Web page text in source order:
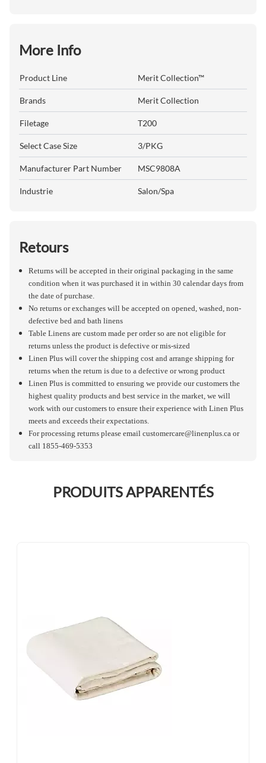
More Info
Product Line Merit Collection™
Brands Merit Collection
Filetage T200
Select Case Size 3/PKG
Manufacturer Part Number MSC9808A
Industrie Salon/Spa
Retours
Returns will be accepted in their original packaging in the same
condition when it was purchased it in within 30 calendar days from
the date of purchase.
No returns or exchanges will be accepted on opened, washed, non-
defective bed and bath linens
Table Linens are custom made per order so are not eligible for
returns unless the product is defective or mis-sized
Linen Plus will cover the shipping cost and arrange shipping for
returns when the return is due to a defective or wrong product
Linen Plus is committed to ensuring we provide our customers the
highest quality products and best service in the market, we will
work with our customers to ensure their experience with Linen Plus
meets and exceeds their expectations.
For processing returns please email customercare@linenplus.ca or
call 1855-469-5353
PRODUITS APPARENTÉS